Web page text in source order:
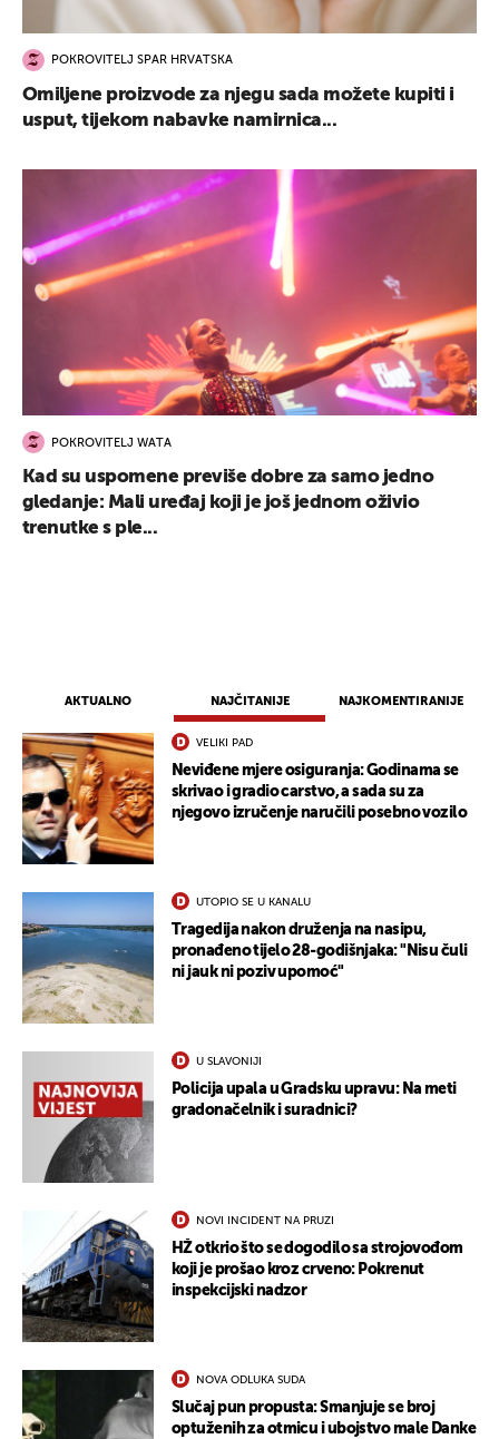
AKTUALNO NAJČITANIJE NAJKOMENTIRANIJE
VELIKI PAD
Neviđene mjere osiguranja: Godinama se
skrivao i gradio carstvo, a sada su za
njegovo izručenje naručili posebno vozilo
UTOPIO SE U KANALU
Tragedija nakon druženja na nasipu,
pronađeno tijelo 28-godišnjaka: "Nisu čuli
ni jauk ni poziv upomoć"
U SLAVONIJI
Policija upala u Gradsku upravu: Na meti
gradonačelnik i suradnici?
NOVI INCIDENT NA PRUZI
HŽ otkrio što se dogodilo sa strojovođom
koji je prošao kroz crveno: Pokrenut
inspekcijski nadzor
NOVA ODLUKA SUDA
Slučaj pun propusta: Smanjuje se broj
optuženih za otmicu i ubojstvo male Danke
POKROVITELJ SPAR HRVATSKA
Omiljene proizvode za njegu sada možete kupiti i
usput, tijekom nabavke namirnica...
POKROVITELJ WATA
Kad su uspomene previše dobre za samo jedno
gledanje: Mali uređaj koji je još jednom oživio
trenutke s ple...
UKLJUČITE NOTIFIKACIJE